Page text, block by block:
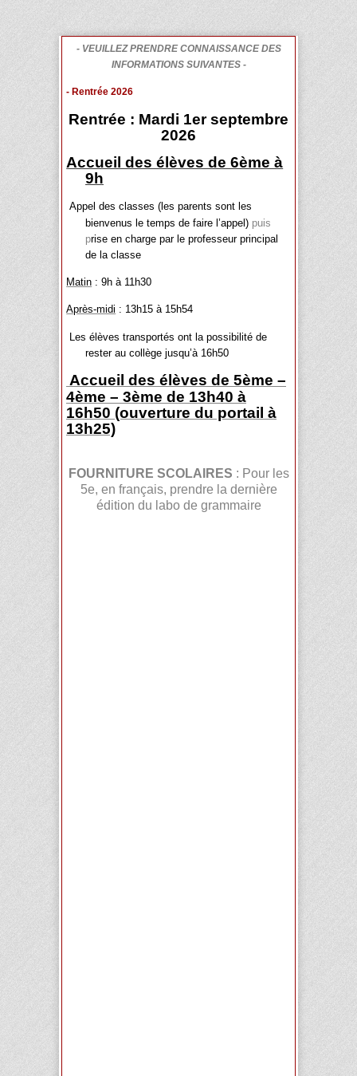
- VEUILLEZ PRENDRE CONNAISSANCE DES
INFORMATIONS SUIVANTES -
- Rentrée 2026
Rentrée : Mardi 1er septembre
2026
Accueil des élèves de 6ème à
9h
Appel des classes (les parents sont les
bienvenus le temps de faire l’appel) puis
prise en charge par le professeur principal
de la classe
Matin : 9h à 11h30
Après-midi : 13h15 à 15h54
Les élèves transportés ont la possibilité de
rester au collège jusqu’à 16h50
Accueil des élèves de 5ème –
4ème – 3ème de 13h40 à
16h50 (ouverture du portail à
13h25)
FOURNITURE SCOLAIRES : Pour les
5e, en français, prendre la dernière
édition du labo de grammaire